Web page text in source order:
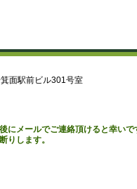
面駅前ビル301号室
にメールでご連絡頂けると幸いで
りします。